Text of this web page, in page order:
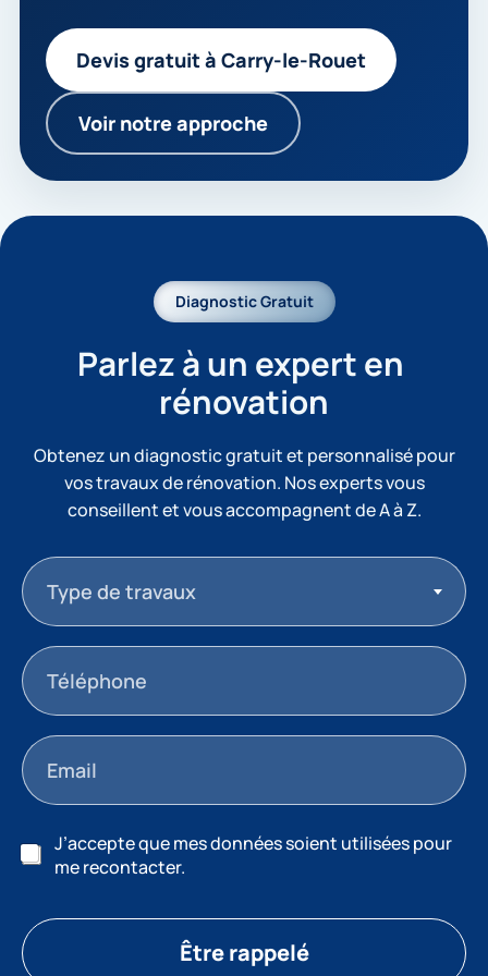
Devis gratuit à Carry-le-Rouet
Voir notre approche
Diagnostic Gratuit
Parlez à un expert en
rénovation
Obtenez un diagnostic gratuit et personnalisé pour
vos travaux de rénovation. Nos experts vous
conseillent et vous accompagnent de A à Z.
Type de travaux
J’accepte que mes données soient utilisées pour
me recontacter.
Être rappelé